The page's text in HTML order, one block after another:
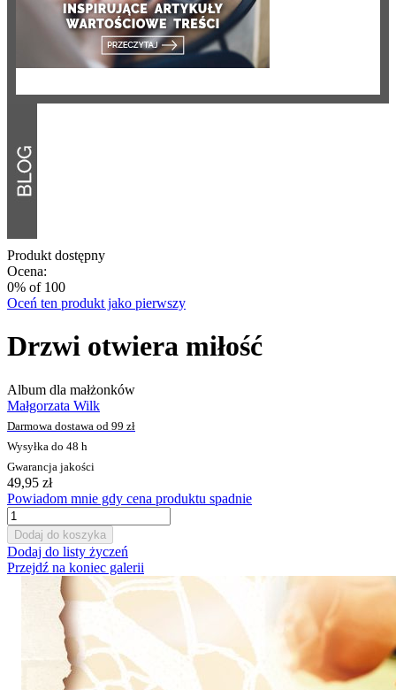
Produkt dostępny
Ocena:
0% of 100
Oceń ten produkt jako pierwszy
Drzwi otwiera miłość
Album dla małżonków
Małgorzata Wilk
Darmowa dostawa od 99 zł
Wysyłka do 48 h
Gwarancja jakości
49,95 zł
Powiadom mnie gdy cena produktu spadnie
Dodaj do koszyka
Dodaj do listy życzeń
Przejdź na koniec galerii